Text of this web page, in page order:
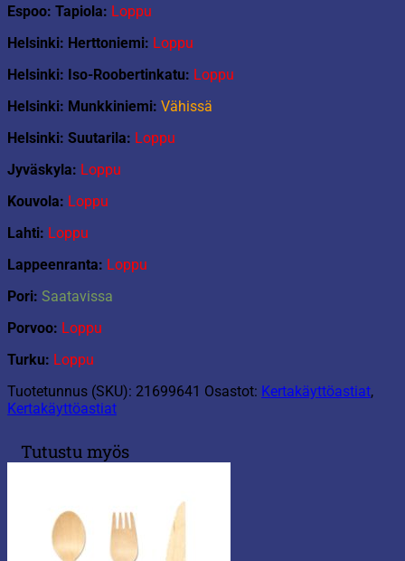
Espoo: Tapiola: Loppu
Helsinki: Herttoniemi: Loppu
Helsinki: Iso-Roobertinkatu: Loppu
Helsinki: Munkkiniemi: Vähissä
Helsinki: Suutarila: Loppu
Jyväskyla: Loppu
Kouvola: Loppu
Lahti: Loppu
Lappeenranta: Loppu
Pori: Saatavissa
Porvoo: Loppu
Turku: Loppu
Tuotetunnus (SKU): 21699641 Osastot: Kertakäyttöastiat,
Kertakäyttöastiat
Tutustu myös